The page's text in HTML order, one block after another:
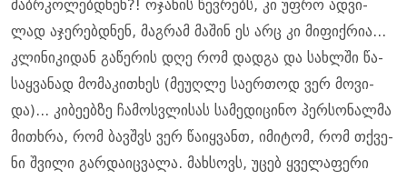
მაბ­რკო­ლებ­დნენ?! ოჯა­ხის წევ­რებს, კი უფრო ად­ვი­
ლად აჯე­რებ­დნენ, მაგ­რამ მა­შინ ეს არც კი მი­ფიქ­რია...
კლი­ნი­კი­დან გა­წე­რის დღე რომ დად­გა და სახ­ლში წა­
საყ­ვა­ნად მო­მა­კი­თხეს (მე­უღ­ლე სა­ერ­თოდ ვერ მო­ვი­
და)... კი­ბე­ებ­ზე ჩა­მოს­ვლი­სას სა­მე­დი­ცი­ნო პერ­სო­ნალ­მა
მი­თხრა, რომ ბავ­შვს ვერ წა­იყ­ვანთ, იმი­ტომ, რომ თქვე­
ნი შვი­ლი გარ­და­იც­ვა­ლა. მახ­სოვს, უცებ ყვე­ლა­ფე­რი